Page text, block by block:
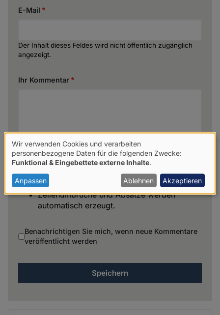
E-Mail
Der Inhalt dieses Feldes wird nicht öffentlich zugänglich
angezeigt.
Ihr Kommentar
Keine HTML-Tags erlaubt.
Zeilenumbrüche und Absätze werden
automatisch erzeugt.
Benachrichtigen Sie mich, wenn neue Kommentare
veröffentlicht werden
Verwendung
von
personenbezogenen
Daten
Wir verwenden Cookies und verarbeiten
personenbezogene Daten für die folgenden Zwecke:
Funktional & Eingebettete externe Inhalte.
Anpassen Ablehnen Akzeptieren